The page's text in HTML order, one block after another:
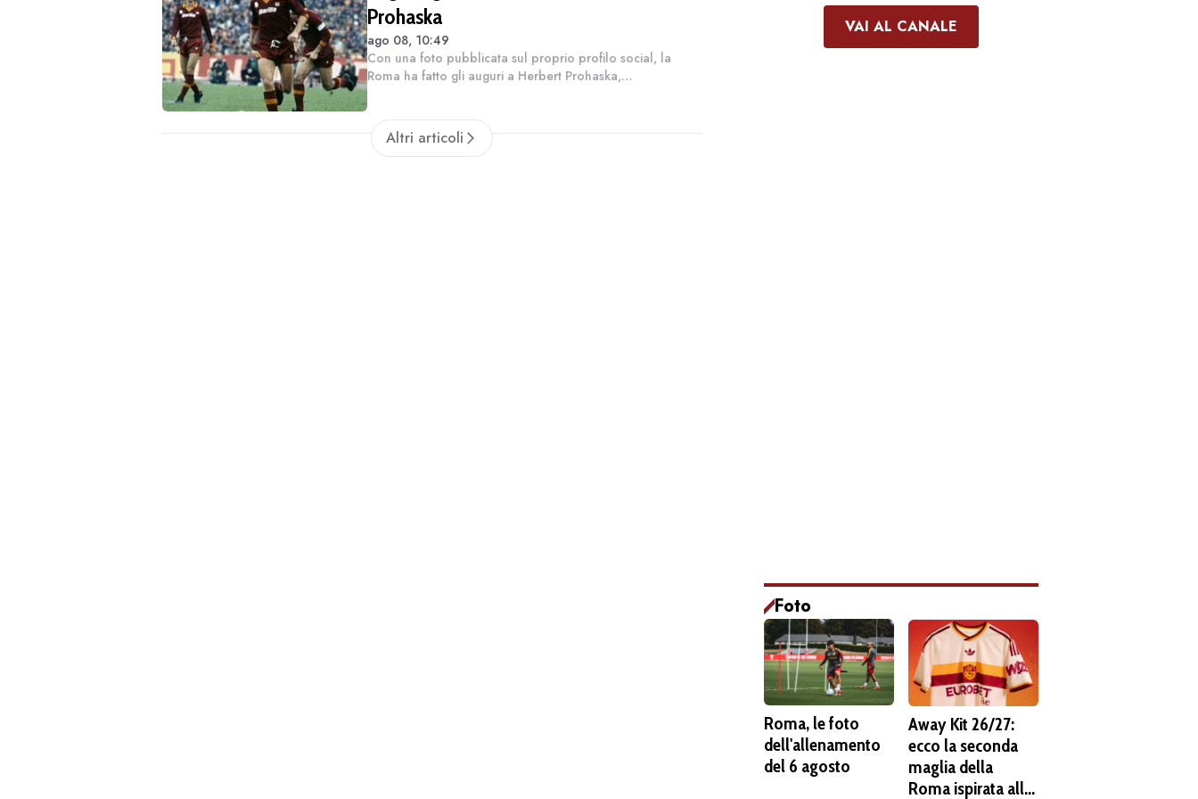
Prohaska
ago 08, 10:49
Con una foto pubblicata sul proprio profilo social, la
Roma ha fatto gli auguri a Herbert Prohaska,
Altri articoli
VAI AL CANALE
Foto
Roma, le foto
dell'allenamento
del 6 agosto
Away Kit 26/27:
ecco la seconda
maglia della
Roma ispirata alla